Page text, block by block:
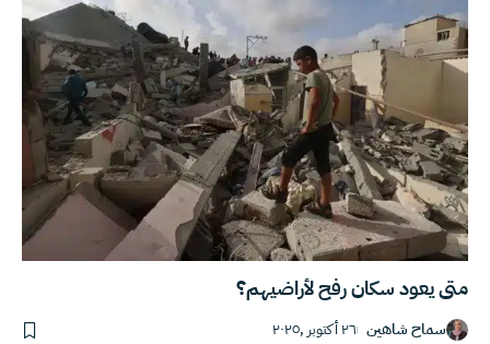
متى يعود سكان رفح لأراضيهم؟
سماح شاهين ٢٦ أكتوبر ,٢٠٢٥